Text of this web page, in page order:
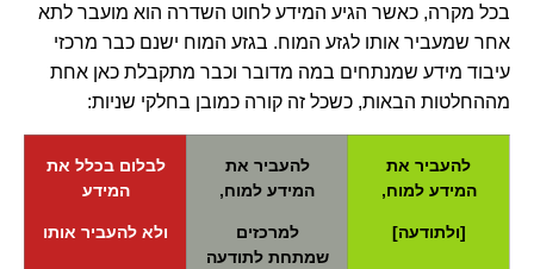
בכל מקרה, כאשר הגיע המידע לחוט השדרה הוא מועבר לתא
אחר שמעביר אותו לגזע המוח. בגזע המוח ישנם כבר מרכזי
עיבוד מידע שמנתחים במה מדובר וכבר מתקבלת כאן אחת
מההחלטות הבאות, כשכל זה קורה כמובן בחלקי שניות:
להעביר את
המידע למוח,
[ולתודעה]
להעביר את
המידע למוח,
למרכזים
שמתחת לתודעה
לבלום בכלל את
המידע
ולא להעביר אותו